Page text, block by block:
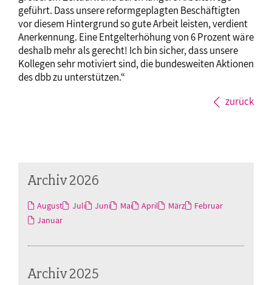
geführt. Dass unsere reformgeplagten Beschäftigten
vor diesem Hintergrund so gute Arbeit leisten, verdient
Anerkennung. Eine Entgelterhöhung von 6 Prozent wäre
deshalb mehr als gerecht! Ich bin sicher, dass unsere
Kollegen sehr motiviert sind, die bundesweiten Aktionen
des dbb zu unterstützen.“
zurück
Archiv 2026
August Juli Juni Mai April März
Februar
Januar
Archiv 2025